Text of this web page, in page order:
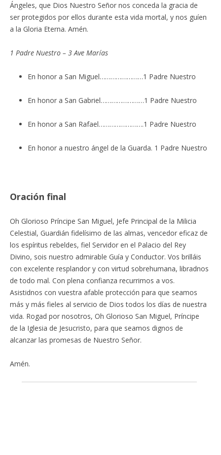
Ángeles, que Dios Nuestro Señor nos conceda la gracia de
ser protegidos por ellos durante esta vida mortal, y nos guíen
a la Gloria Eterna. Amén.
1 Padre Nuestro – 3 Ave Marías
En honor a San Miguel……………………1 Padre Nuestro
En honor a San Gabriel……………………1 Padre Nuestro
En honor a San Rafael…………………….1 Padre Nuestro
En honor a nuestro ángel de la Guarda. 1 Padre Nuestro
Oración final
Oh Glorioso Príncipe San Miguel, Jefe Principal de la Milicia
Celestial, Guardián fidelísimo de las almas, vencedor eficaz de
los espíritus rebeldes, fiel Servidor en el Palacio del Rey
Divino, sois nuestro admirable Guía y Conductor. Vos brilláis
con excelente resplandor y con virtud sobrehumana, libradnos
de todo mal. Con plena confianza recurrimos a vos.
Asistidnos con vuestra afable protección para que seamos
más y más fieles al servicio de Dios todos los días de nuestra
vida. Rogad por nosotros, Oh Glorioso San Miguel, Príncipe
de la Iglesia de Jesucristo, para que seamos dignos de
alcanzar las promesas de Nuestro Señor.
Amén.